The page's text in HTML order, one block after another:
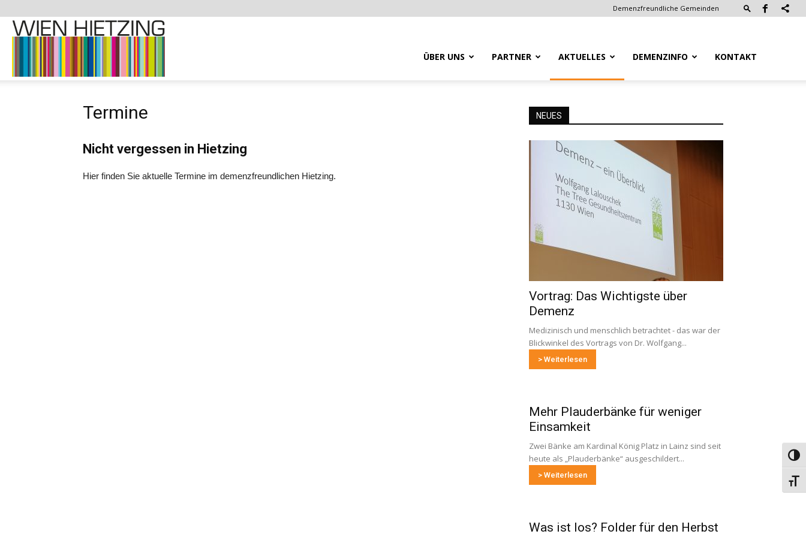
Demenzfreundliche Gemeinden
–
ÜBER UNS PARTNER AKTUELLES DEMENZINFO KONTAKT
Termine
Nicht vergessen in Hietzing
Hier finden Sie aktuelle Termine im demenzfreundlichen Hietzing.
NEUES
Vortrag: Das Wichtigste über
Demenz
Medizinisch und menschlich betrachtet - das war der
Blickwinkel des Vortrags von Dr. Wolfgang...
> Weiterlesen
Mehr Plauderbänke für weniger
Einsamkeit
Zwei Bänke am Kardinal König Platz in Lainz sind seit
heute als „Plauderbänke“ ausgeschildert...
> Weiterlesen
Was ist los? Folder für den Herbst